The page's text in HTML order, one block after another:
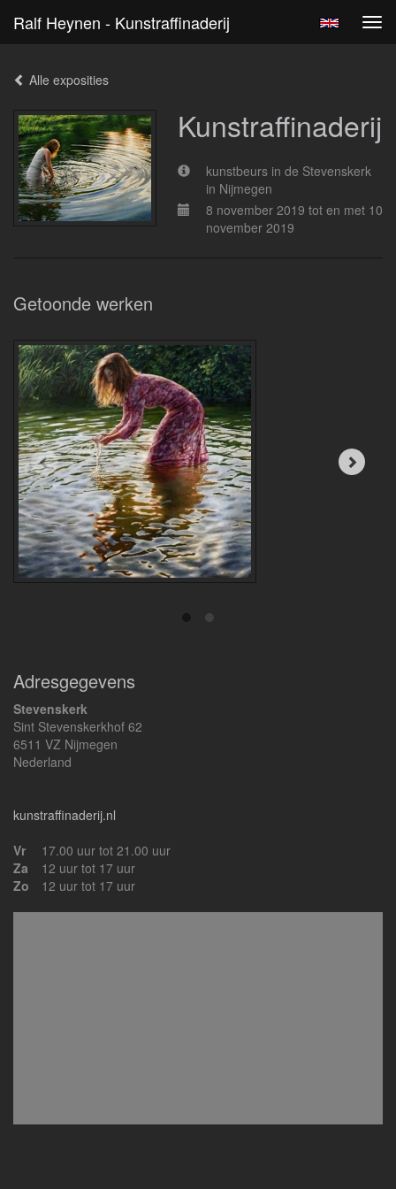
Ralf Heynen - Kunstraffinaderij
Alle exposities
Kunstraffinaderij
kunstbeurs in de Stevenskerk
in Nijmegen
8 november 2019 tot en met 10
november 2019
Getoonde werken
Adresgegevens
Stevenskerk
Sint Stevenskerkhof 62
6511 VZ Nijmegen
Nederland
kunstraffinaderij.nl
Vr
17.00 uur tot 21.00 uur
Za
12 uur tot 17 uur
Zo
12 uur tot 17 uur